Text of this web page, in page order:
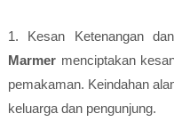
1. Kesan Ketenangan
Marmermenciptakan
pemakaman. Keindahan
keluarga dan pengunjung.